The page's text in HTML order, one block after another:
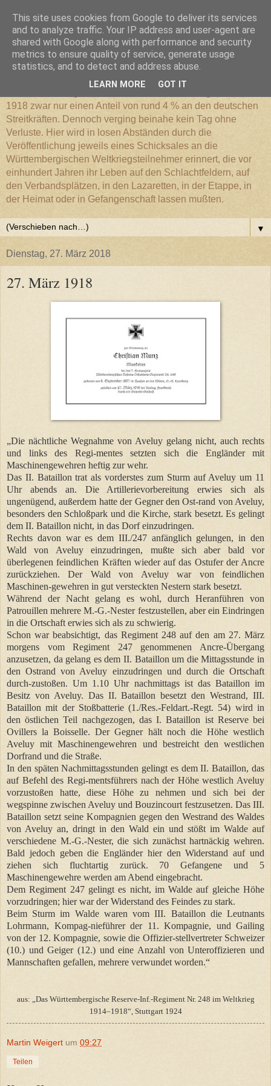
Württembergischer
Weltkriegs-Blog
1918 zwar nur einen Anteil von rund 4 % an den deutschen
Streitkräften. Dennoch verging beinahe kein Tag ohne
Verluste. Hier wird in losen Abständen durch die
Veröffentlichung jeweils eines Schicksales an die
Württembergischen Weltkriegsteilnehmer erinnert, die vor
einhundert Jahren ihr Leben auf den Schlachtfeldern, auf
den Verbandsplätzen, in den Lazaretten, in der Etappe, in
der Heimat oder in Gefangenschaft lassen mußten.
▼
Dienstag, 27. März 2018
27. März 1918
„Die nächtliche Wegnahme von Aveluy gelang nicht, auch rechts
und links des Regi-mentes setzten sich die Engländer mit
Maschinengewehren heftig zur wehr.
Das II. Bataillon trat als vorderstes zum Sturm auf Aveluy um 11
Uhr abends an. Die Artillerievorbereitung erwies sich als
ungenügend, außerdem hatte der Gegner den Ost-rand von Aveluy,
besonders den Schloßpark und die Kirche, stark besetzt. Es gelingt
dem II. Bataillon nicht, in das Dorf einzudringen.
Rechts davon war es dem III./247 anfänglich gelungen, in den
Wald von Aveluy einzudringen, mußte sich aber bald vor
überlegenen feindlichen Kräften wieder auf das Ostufer der Ancre
zurückziehen. Der Wald von Aveluy war von feindlichen
Maschinen-gewehren in gut versteckten Nestern stark besetzt.
Während der Nacht gelang es wohl, durch Heranführen von
Patrouillen mehrere M.-G.-Nester festzustellen, aber ein Eindringen
in die Ortschaft erwies sich als zu schwierig.
Schon war beabsichtigt, das Regiment 248 auf den am 27. März
morgens vom Regiment 247 genommenen Ancre-Übergang
anzusetzen, da gelang es dem II. Bataillon um die Mittagsstunde in
den Ostrand von Aveluy einzudringen und durch die Ortschaft
durch-zustoßen. Um 1.10 Uhr nachmittags ist das Bataillon im
Besitz von Aveluy. Das II. Bataillon besetzt den Westrand, III.
Bataillon mit der Stoßbatterie (1./Res.-Feldart.-Regt. 54) wird in
den östlichen Teil nachgezogen, das I. Bataillon ist Reserve bei
Ovillers la Boisselle. Der Gegner hält noch die Höhe westlich
Aveluy mit Maschinengewehren und bestreicht den westlichen
Dorfrand und die Straße.
In den späten Nachmittagsstunden gelingt es dem II. Bataillon, das
auf Befehl des Regi-mentsführers nach der Höhe westlich Aveluy
vorzustoßen hatte, diese Höhe zu nehmen und sich bei der
wegspinne zwischen Aveluy und Bouzincourt festzusetzen. Das III.
Bataillon setzt seine Kompagnien gegen den Westrand des Waldes
von Aveluy an, dringt in den Wald ein und stößt im Walde auf
verschiedene M.-G.-Nester, die sich zunächst hartnäckig wehren.
Bald jedoch geben die Engländer hier den Widerstand auf und
ziehen sich fluchtartig zurück. 70 Gefangene und 5
Maschinengewehre werden am Abend eingebracht.
Dem Regiment 247 gelingt es nicht, im Walde auf gleiche Höhe
vorzudringen; hier war der Widerstand des Feindes zu stark.
Beim Sturm im Walde waren vom III. Bataillon die Leutnants
Lohrmann, Kompag-nieführer der 11. Kompagnie, und Gailing
von der 12. Kompagnie, sowie die Offizier-stellvertreter Schweizer
(10.) und Geiger (12.) und eine Anzahl von Unteroffizieren und
Mannschaften gefallen, mehrere verwundet worden.ׅ“
aus: „Das Württembergische Reserve-Inf.-Regiment Nr. 248 im Weltkrieg
1914–1918“, Stuttgart 1924
Martin Weigert um 09:27
Teilen
This site uses cookies from Google to deliver its services
and to analyze traffic. Your IP address and user-agent are
shared with Google along with performance and security
metrics to ensure quality of service, generate usage
statistics, and to detect and address abuse.
LEARN MORE GOT IT